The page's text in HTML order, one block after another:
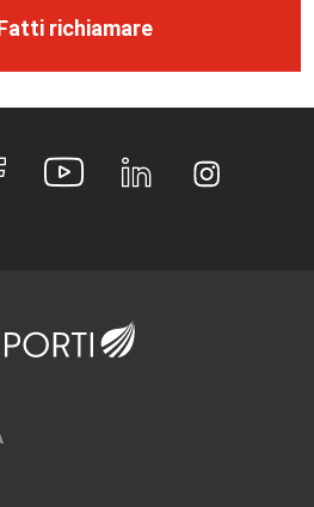
richiamare